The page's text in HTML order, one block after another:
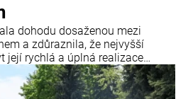
dohodu dosaženou mezi
a zdůraznila, že nejvyšší
její rychlá a úplná realizace
Uvádí se to v oficiálním
Evropské komise Ursuly von der